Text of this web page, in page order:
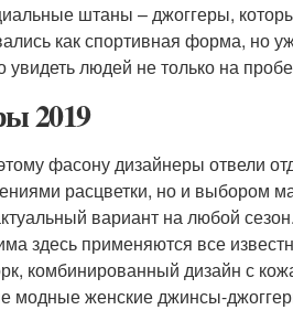
штаны – джоггеры,
как спортивная форма, но
увидеть людей не только на
2019
фасону дизайнеры отвели
расцветки, но и выбором
вариант на любой
здесь применяются все
комбинированный дизайн с
модные женские джинсы-